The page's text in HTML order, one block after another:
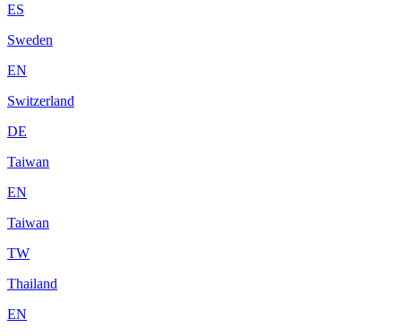
ES
Sweden
EN
Switzerland
DE
Taiwan
EN
Taiwan
TW
Thailand
EN